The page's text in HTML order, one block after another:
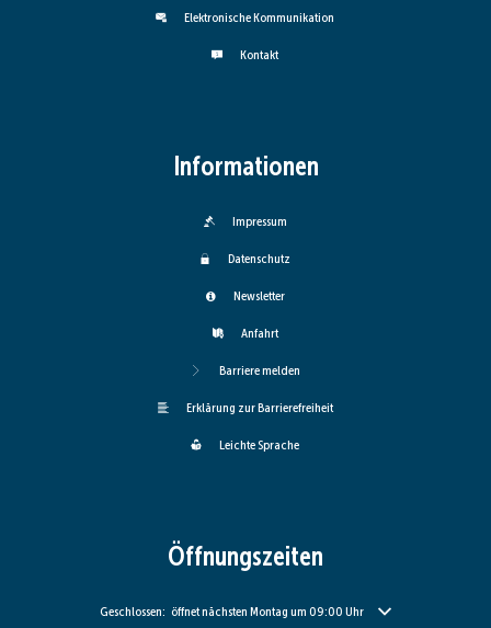
Elektronische Kommunikation
Kontakt
Informationen
Impressum
Datenschutz
Newsletter
Anfahrt
Barriere melden
Erklärung zur Barrierefreiheit
Leichte Sprache
Öffnungszeiten
Klicken, um weitere Öffnungs- oder Schließzeiten auszublenden
Geschlossen: öffnet nächsten Montag um 09:00 Uhr